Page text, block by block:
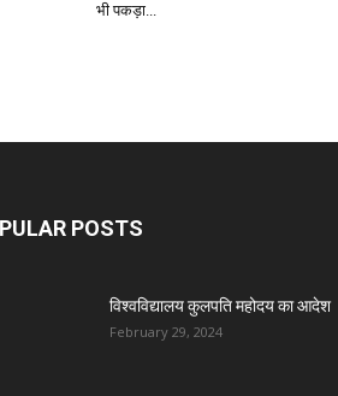
भी पकड़ा...
POSTS
विश्वविद्यालय कुलपति महोदय का आदेश
February 29, 2024